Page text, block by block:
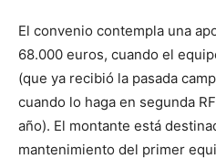
El convenio contempla una
68.000 euros, cuando el
(que ya recibió la pasada
cuando lo haga en segunda
año). El montante está
mantenimiento del primer